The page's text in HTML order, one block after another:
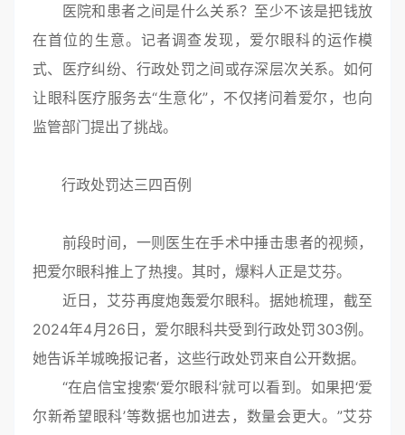
医院和患者之间是什么关系？至少不该是把钱放
在首位的生意。记者调查发现，爱尔眼科的运作模
式、医疗纠纷、行政处罚之间或存深层次关系。如何
让眼科医疗服务去“生意化”，不仅拷问着爱尔，也向
监管部门提出了挑战。
行政处罚达三四百例
前段时间，一则医生在手术中捶击患者的视频，
把爱尔眼科推上了热搜。其时，爆料人正是艾芬。
近日，艾芬再度炮轰爱尔眼科。据她梳理，截至
2024年4月26日，爱尔眼科共受到行政处罚303例。
她告诉羊城晚报记者，这些行政处罚来自公开数据。
“在启信宝搜索‘爱尔眼科’就可以看到。如果把‘爱
尔新希望眼科’等数据也加进去，数量会更大。”艾芬